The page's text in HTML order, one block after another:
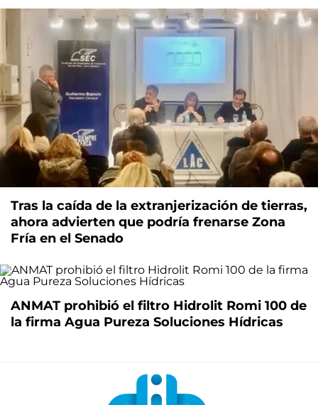
Tras la caída de la extranjerización de tierras,
ahora advierten que podría frenarse Zona
Fría en el Senado
ANMAT prohibió el filtro Hidrolit Romi 100 de
la firma Agua Pureza Soluciones Hídricas